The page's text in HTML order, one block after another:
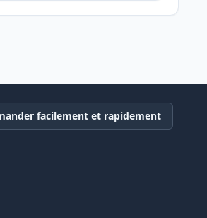
facilement et rapidement